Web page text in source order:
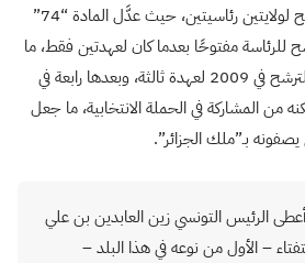
السلطة، بما يسمح له بالترشح لولايتين رئاسيتين، حيث عدَّل المادة “74”
للرئاسة مفتوحًا بعدما كان لعهدتين فقط، ما
أعطاه الضوء الأخضر وقتها للترشح في 2009 لعهدة ثالثة، وبعدها رابعة في
من المشاركة في الحملة الانتخابية، ما جعل
بـ”ملك الجزائر”.
من مايو 2002، أعطى الرئيس التونسي زين العابدين بن علي
– الأول من نوعه في هذا البلد –